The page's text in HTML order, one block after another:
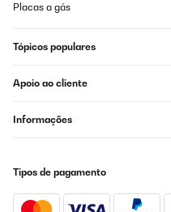
Placas a gás
Tópicos populares
Apoio ao cliente
Informações
Tipos de pagamento